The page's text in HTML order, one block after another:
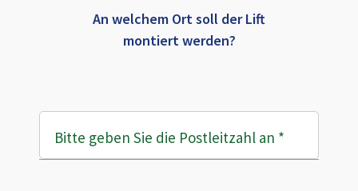
An welchem Ort soll der Lift
montiert werden?
Bitte geben Sie die Postleitzahl an *